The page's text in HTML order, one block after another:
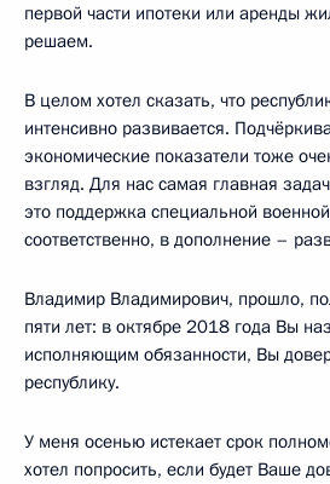
первой части ипотеки или аренды
решаем.
В целом хотел сказать, что
интенсивно развивается.
экономические показатели тоже
взгляд. Для нас самая главная
это поддержка специальной
соответственно, в дополнение –
Владимир Владимирович, прошло,
пяти лет: в октябре 2018 года Вы
исполняющим обязанности, Вы
республику.
У меня осенью истекает срок
хотел попросить, если будет Ваше